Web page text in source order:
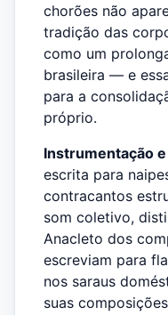
chorões não
tradição das
como um
brasileira — e
para a
próprio.
Instrumentação
escrita para
contracantos
som coletivo,
Anacleto dos
escreviam para
nos saraus
suas